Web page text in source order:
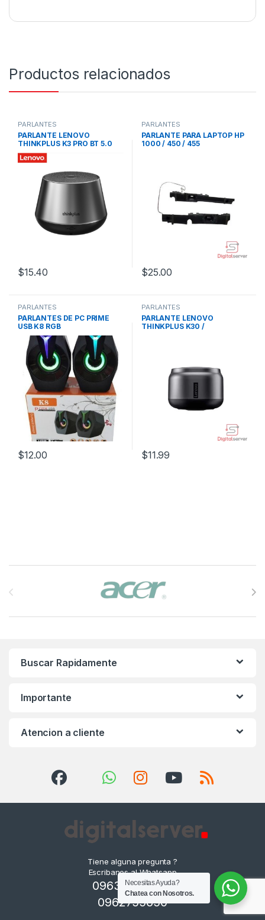
Productos relacionados
PARLANTES
PARLANTE LENOVO
THINKPLUS K3 PRO BT 5.0
TRUE WIRELESS SPEAKER
MÚSICA ESTÉREO CON
$15.40
PARLANTES
PARLANTE PARA LAPTOP HP
1000 / 450 / 455
$25.00
PARLANTES
PARLANTES DE PC PRIME
USB K8 RGB
$12.00
PARLANTES
PARLANTE LENOVO
THINKPLUS K30 /
$11.99
Buscar Rapidamente
Importante
Atencion a cliente
Tiene alguna pregunta ?
Escribanos al Whatsapp
0963632485 -
0962755650
Necesitas Ayuda?
Chatea con Nosotros.